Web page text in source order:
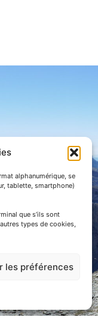
alphanumérique, se
tablette, smartphone)
que s’ils sont
types de cookies,
les préférences